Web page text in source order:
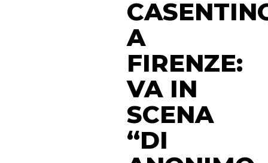
A
FIRENZE:
VA IN
SCENA
“DI